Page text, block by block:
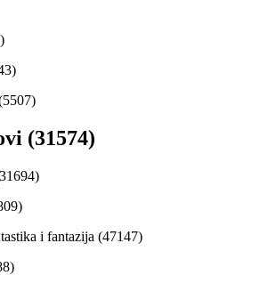
(31574)
i fantazija (47147)